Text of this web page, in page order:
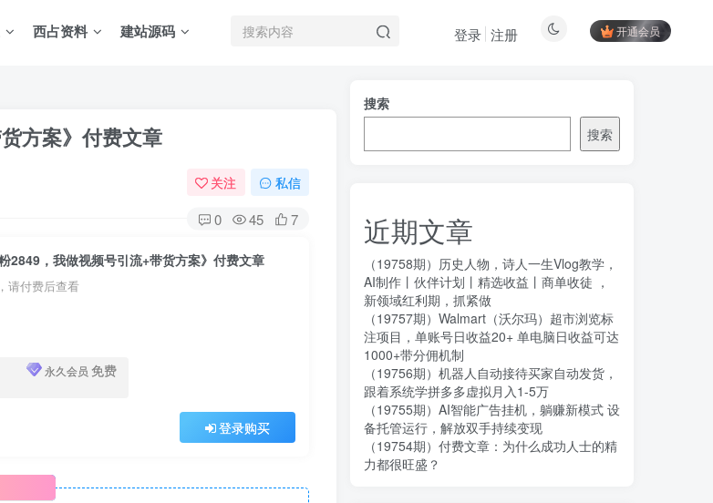
西占资料 建站源码 开通会员
登录 注册
方案》付费文章
关注 私信
0 45 7
2849，我做视频号引流+带货方案》付费文章
请付费后查看
永久会员 免费
登录购买
搜索
搜索
近期文章
（19758期）历史人物，诗人一生Vlog教学，
AI制作丨伙伴计划丨精选收益丨商单收徒 ，
新领域红利期，抓紧做
（19757期）Walmart（沃尔玛）超市浏览标
注项目，单账号日收益20+ 单电脑日收益可达
1000+带分佣机制
（19756期）机器人自动接待买家自动发货，
跟着系统学拼多多虚拟月入1-5万
（19755期）AI智能广告挂机，躺赚新模式 设
备托管运行，解放双手持续变现
（19754期）付费文章：为什么成功人士的精
力都很旺盛？